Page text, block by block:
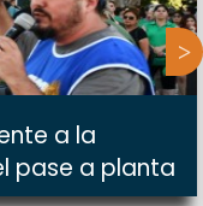
a la
pase a planta